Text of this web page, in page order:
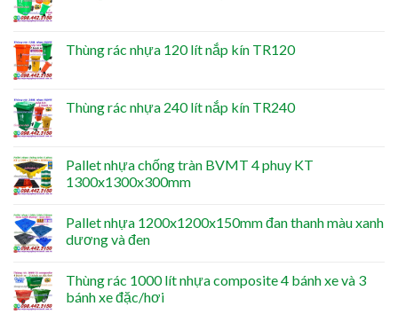
Thùng rác nhựa 120 lít nắp kín TR120
Thùng rác nhựa 240 lít nắp kín TR240
Pallet nhựa chống tràn BVMT 4 phuy KT
1300x1300x300mm
Pallet nhựa 1200x1200x150mm đan thanh màu xanh
dương và đen
Thùng rác 1000 lít nhựa composite 4 bánh xe và 3
bánh xe đặc/hơi